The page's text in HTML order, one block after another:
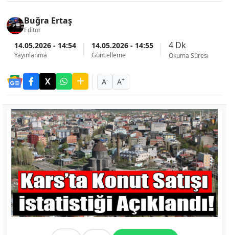
Buğra Ertaş
Editör
14.05.2026 - 14:54
Yayınlanma
14.05.2026 - 14:55
Güncelleme
4 Dk
Okuma Süresi
A- A+